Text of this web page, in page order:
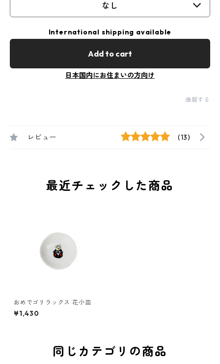
なし
International shipping available
Add to cart
日本国内にお住まいの方向け
通報する
レビュー (13)
最近チェックした商品
おめでゴリラックス 花小皿
¥1,430
同じカテゴリの商品